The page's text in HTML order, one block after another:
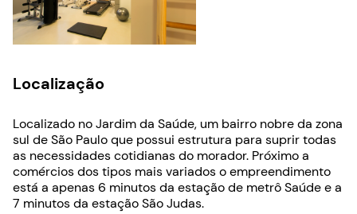
Localização
Localizado no Jardim da Saúde, um bairro nobre da zona
sul de São Paulo que possui estrutura para suprir todas
as necessidades cotidianas do morador. Próximo a
comércios dos tipos mais variados o empreendimento
está a apenas 6 minutos da estação de metrô Saúde e a
7 minutos da estação São Judas.